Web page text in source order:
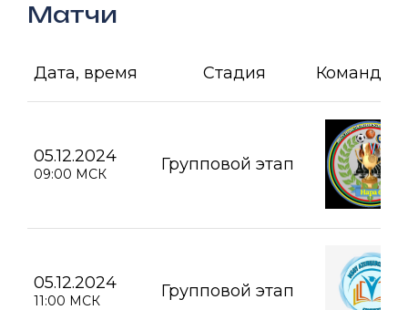
Матчи
Дата, время Стадия Команда А
05.12.2024
09:00 МСК Групповой этап
05.12.2024
11:00 МСК Групповой этап